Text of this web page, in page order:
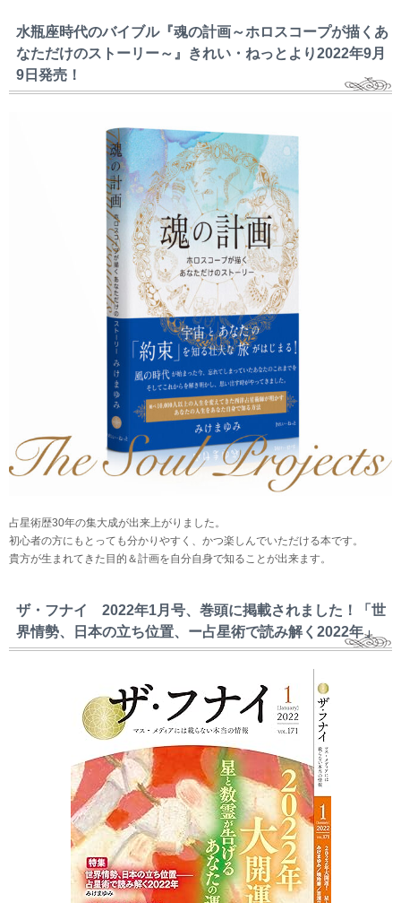
水瓶座時代のバイブル『魂の計画～ホロスコープが描くあ
なただけのストーリー～』きれい・ねっとより2022年9月
9日発売！
占星術歴30年の集大成が出来上がりました。
初心者の方にもとっても分かりやすく、かつ楽しんでいただける本です。
貴方が生まれてきた目的＆計画を自分自身で知ることが出来ます。
ザ・フナイ 2022年1月号、巻頭に掲載されました！「世
界情勢、日本の立ち位置、ー占星術で読み解く2022年」